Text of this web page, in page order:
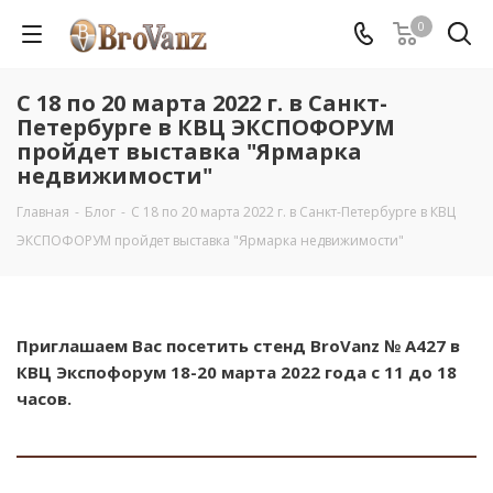
0
С 18 по 20 марта 2022 г. в Санкт-
Петербурге в КВЦ ЭКСПОФОРУМ
пройдет выставка "Ярмарка
недвижимости"
Главная - Блог - С 18 по 20 марта 2022 г. в Санкт-Петербурге в КВЦ
ЭКСПОФОРУМ пройдет выставка "Ярмарка недвижимости"
Приглашаем Вас посетить стенд BroVanz № А427 в
КВЦ Экспофорум 18-20 марта 2022 года с 11 до 18
часов.